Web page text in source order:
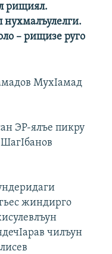
рищиял.
нухмалъулелги.
– рищизе руго
МухIамад
ЭР-ялъе пикру
ШагIбанов
жиндирго
чилъун